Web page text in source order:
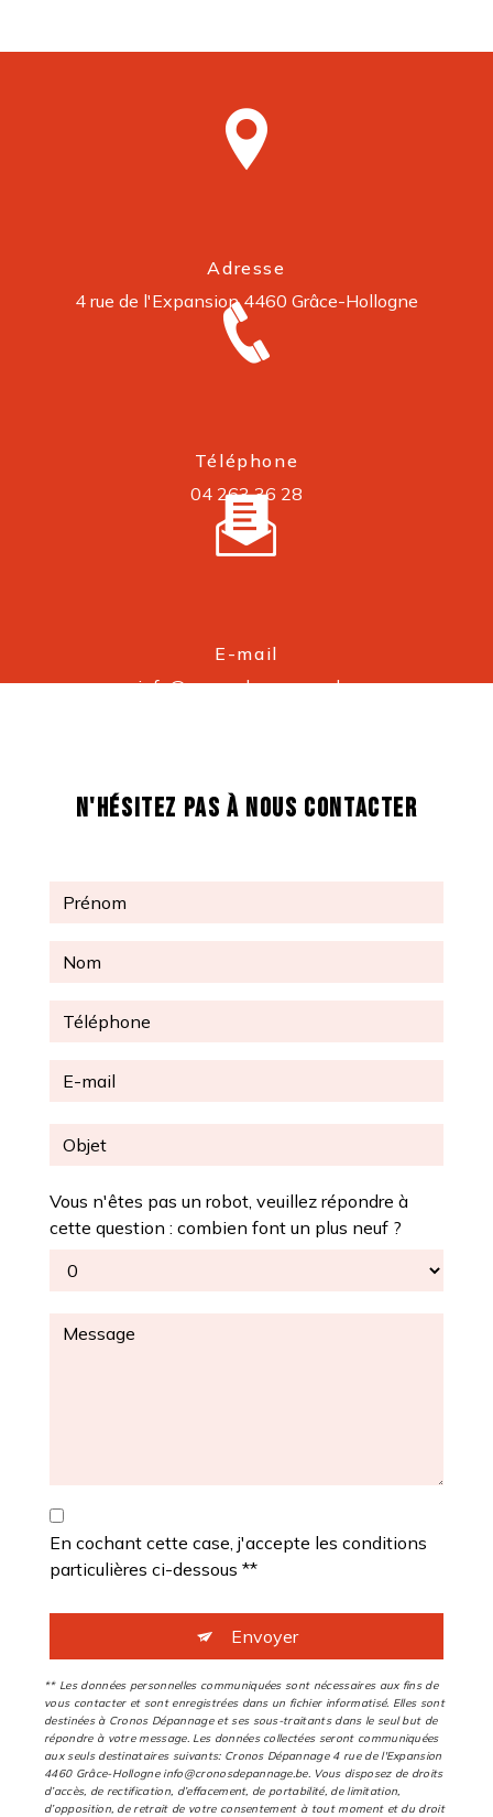
Adresse
4 rue de l'Expansion 4460 Grâce-Hollogne
Téléphone
04 263 36 28
E-mail
info@cronosdepannage.be
N'HÉSITEZ PAS À NOUS CONTACTER
Vous n'êtes pas un robot, veuillez répondre à
cette question : combien font un plus neuf ?
En cochant cette case, j'accepte les conditions
particulières ci-dessous **
Envoyer
** Les données personnelles communiquées sont nécessaires aux fins de
vous contacter et sont enregistrées dans un fichier informatisé. Elles sont
destinées à Cronos Dépannage et ses sous-traitants dans le seul but de
répondre à votre message. Les données collectées seront communiquées
aux seuls destinataires suivants: Cronos Dépannage 4 rue de l'Expansion
4460 Grâce-Hollogne info@cronosdepannage.be. Vous disposez de droits
d’accès, de rectification, d’effacement, de portabilité, de limitation,
d’opposition, de retrait de votre consentement à tout moment et du droit